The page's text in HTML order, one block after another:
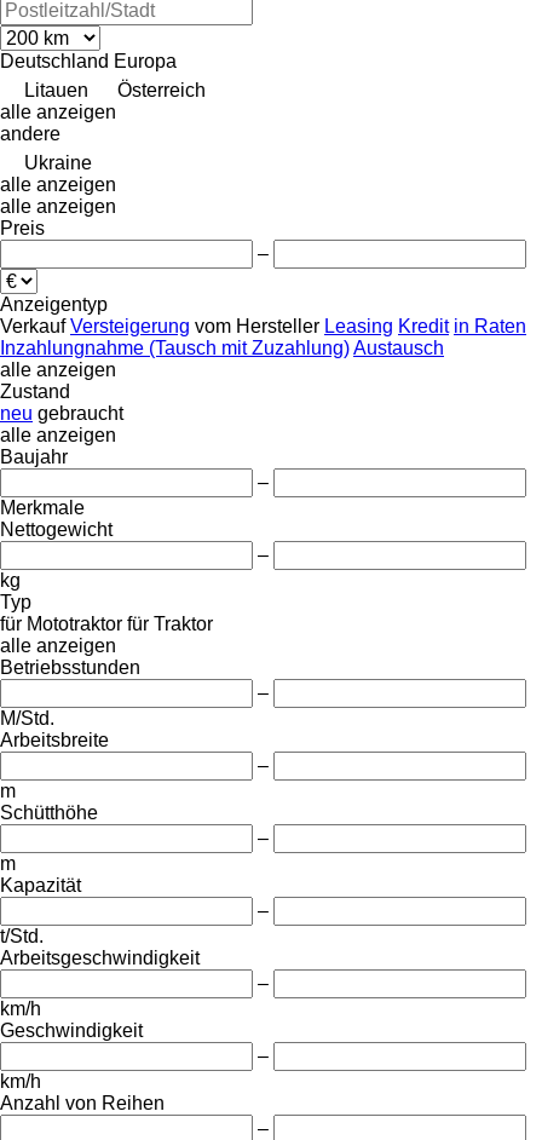
Deutschland Europa
Litauen
Österreich
alle anzeigen
andere
Ukraine
alle anzeigen
alle anzeigen
Preis
–
Anzeigentyp
Verkauf Versteigerung vom Hersteller Leasing Kredit in Raten
Inzahlungnahme (Tausch mit Zuzahlung)Austausch
alle anzeigen
Zustand
neu gebraucht
alle anzeigen
Baujahr
–
Merkmale
Nettogewicht
–
kg
Typ
für Mototraktor für Traktor
alle anzeigen
Betriebsstunden
–
M/Std.
Arbeitsbreite
–
m
Schütthöhe
–
m
Kapazität
–
t/Std.
Arbeitsgeschwindigkeit
–
km/h
Geschwindigkeit
–
km/h
Anzahl von Reihen
–